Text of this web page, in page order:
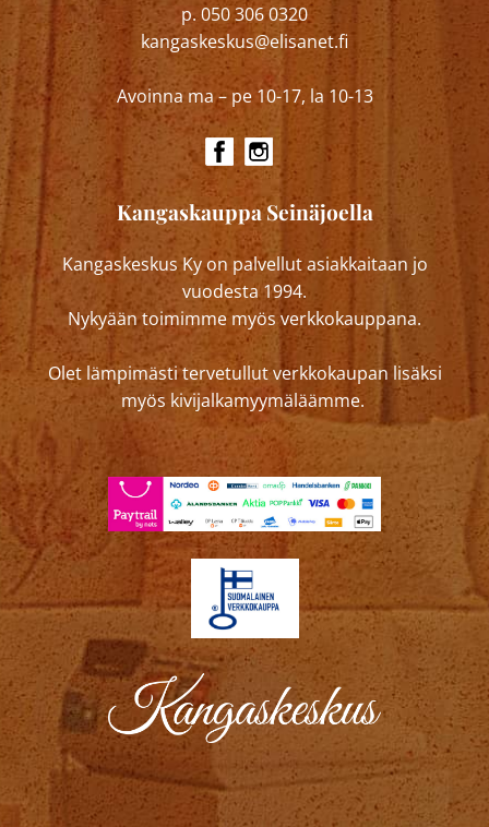
p. 050 306 0320
kangaskeskus@elisanet.fi
Avoinna ma – pe 10-17, la 10-13
Kangaskauppa Seinäjoella
Kangaskeskus Ky on palvellut asiakkaitaan jo
vuodesta 1994.
Nykyään toimimme myös verkkokauppana.
Olet lämpimästi tervetullut verkkokaupan lisäksi
myös kivijalkamyymäläämme.